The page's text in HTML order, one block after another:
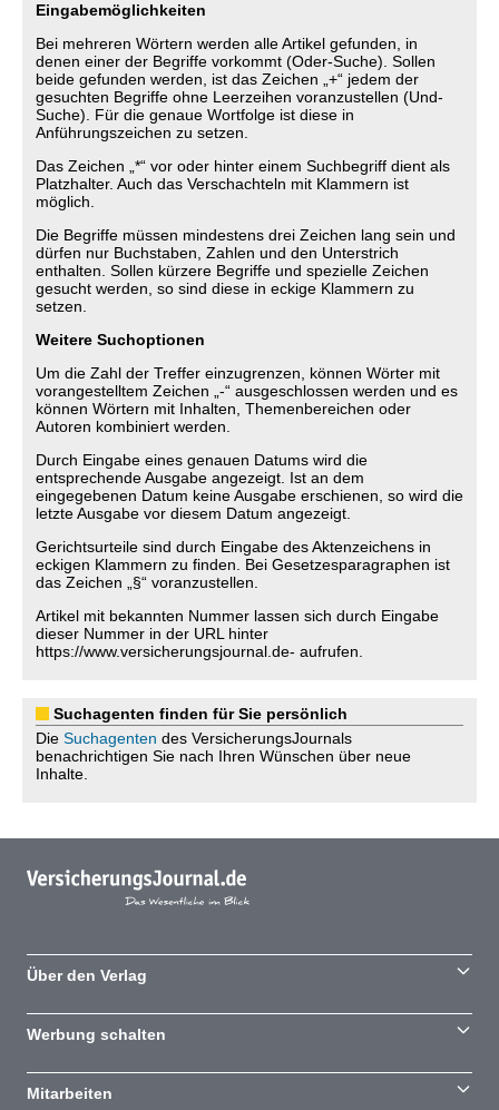
Eingabemöglichkeiten
Bei mehreren Wörtern werden alle Artikel gefunden, in
denen einer der Begriffe vorkommt (Oder-Suche). Sollen
beide gefunden werden, ist das Zeichen „+“ jedem der
gesuchten Begriffe ohne Leerzeihen voranzustellen (Und-
Suche). Für die genaue Wortfolge ist diese in
Anführungszeichen zu setzen.
Das Zeichen „*“ vor oder hinter einem Suchbegriff dient als
Platzhalter. Auch das Verschachteln mit Klammern ist
möglich.
Die Begriffe müssen mindestens drei Zeichen lang sein und
dürfen nur Buchstaben, Zahlen und den Unterstrich
enthalten. Sollen kürzere Begriffe und spezielle Zeichen
gesucht werden, so sind diese in eckige Klammern zu
setzen.
Weitere Suchoptionen
Um die Zahl der Treffer einzugrenzen, können Wörter mit
vorangestelltem Zeichen „-“ ausgeschlossen werden und es
können Wörtern mit Inhalten, Themenbereichen oder
Autoren kombiniert werden.
Durch Eingabe eines genauen Datums wird die
entsprechende Ausgabe angezeigt. Ist an dem
eingegebenen Datum keine Ausgabe erschienen, so wird die
letzte Ausgabe vor diesem Datum angezeigt.
Gerichtsurteile sind durch Eingabe des Aktenzeichens in
eckigen Klammern zu finden. Bei Gesetzesparagraphen ist
das Zeichen „§“ voranzustellen.
Artikel mit bekannten Nummer lassen sich durch Eingabe
dieser Nummer in der URL hinter
https://www.versicherungsjournal.de- aufrufen.
Suchagenten finden für Sie persönlich
Die Suchagenten des VersicherungsJournals
benachrichtigen Sie nach Ihren Wünschen über neue
Inhalte.
Über den Verlag
Werbung schalten
Mitarbeiten